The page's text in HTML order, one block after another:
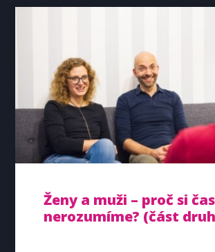
Ženy a muži – proč si
nerozumíme? (část